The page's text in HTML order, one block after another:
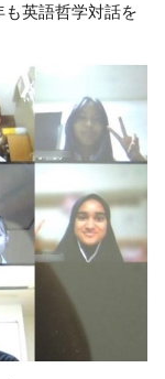
英語哲学対話を